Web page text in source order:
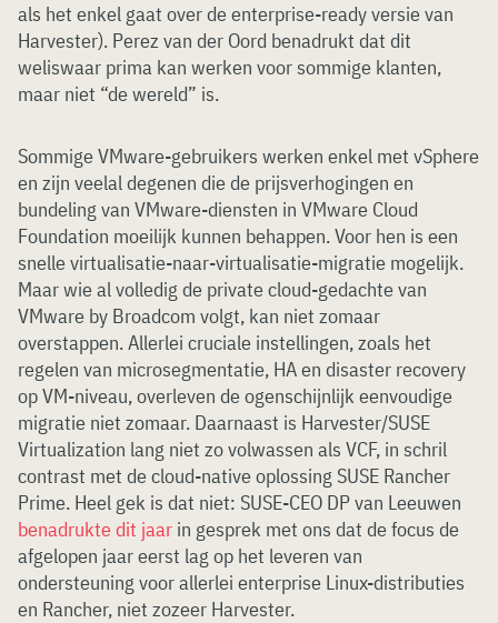
als het enkel gaat over de enterprise-ready versie van
Harvester). Perez van der Oord benadrukt dat dit
weliswaar prima kan werken voor sommige klanten,
maar niet “de wereld” is.
Sommige VMware-gebruikers werken enkel met vSphere
en zijn veelal degenen die de prijsverhogingen en
bundeling van VMware-diensten in VMware Cloud
Foundation moeilijk kunnen behappen. Voor hen is een
snelle virtualisatie-naar-virtualisatie-migratie mogelijk.
Maar wie al volledig de private cloud-gedachte van
VMware by Broadcom volgt, kan niet zomaar
overstappen. Allerlei cruciale instellingen, zoals het
regelen van microsegmentatie, HA en disaster recovery
op VM-niveau, overleven de ogenschijnlijk eenvoudige
migratie niet zomaar. Daarnaast is Harvester/SUSE
Virtualization lang niet zo volwassen als VCF, in schril
contrast met de cloud-native oplossing SUSE Rancher
Prime. Heel gek is dat niet: SUSE-CEO DP van Leeuwen
benadrukte dit jaar in gesprek met ons dat de focus de
afgelopen jaar eerst lag op het leveren van
ondersteuning voor allerlei enterprise Linux-distributies
en Rancher, niet zozeer Harvester.